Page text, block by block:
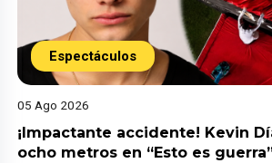
Espectáculos
05 Ago 2026
¡Impactante accidente! Kevin
ocho metros en “Esto es